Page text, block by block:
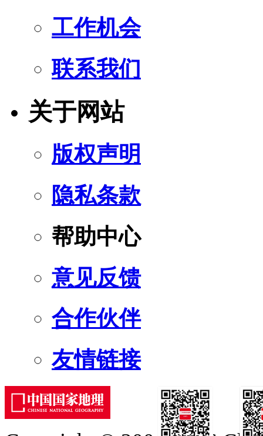
工作机会
联系我们
关于网站
版权声明
隐私条款
帮助中心
意见反馈
合作伙伴
友情链接